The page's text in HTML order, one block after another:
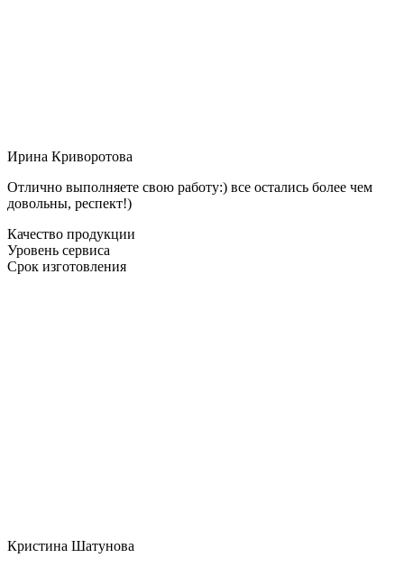
Ирина Криворотова
Отлично выполняете свою работу:) все остались более чем
довольны, респект!)
Качество продукции
Уровень сервиса
Срок изготовления
Кристина Шатунова